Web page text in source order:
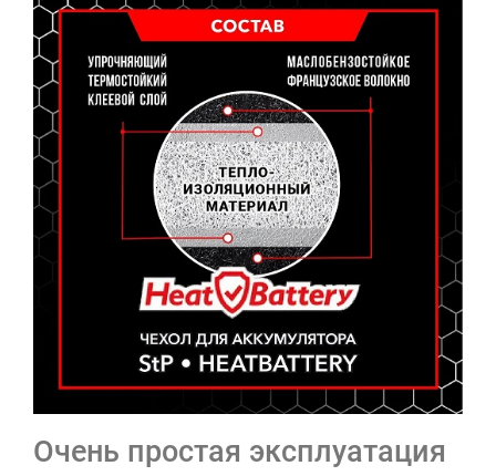
Очень простая эксплуатация